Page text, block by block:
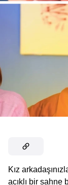
Kız
acıklı bir